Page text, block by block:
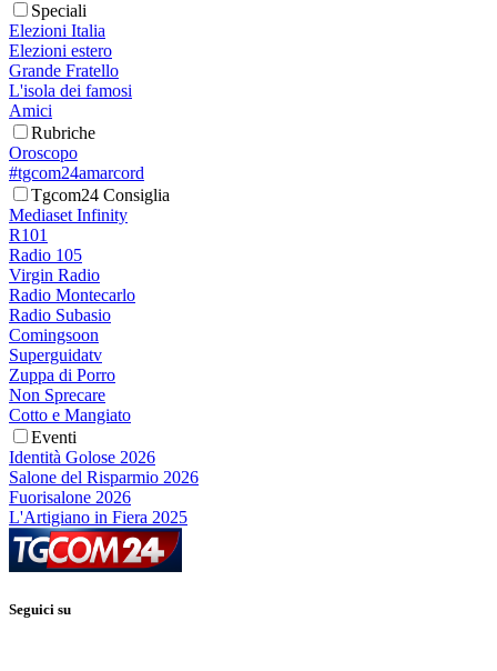
Speciali
Elezioni Italia
Elezioni estero
Grande Fratello
L'isola dei famosi
Amici
Rubriche
Oroscopo
#tgcom24amarcord
Tgcom24 Consiglia
Mediaset Infinity
R101
Radio 105
Virgin Radio
Radio Montecarlo
Radio Subasio
Comingsoon
Superguidatv
Zuppa di Porro
Non Sprecare
Cotto e Mangiato
Eventi
Identità Golose 2026
Salone del Risparmio 2026
Fuorisalone 2026
L'Artigiano in Fiera 2025
Seguici su